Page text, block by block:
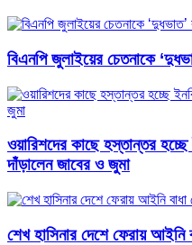
বিএনপি জুলাইয়ের চেতনাকে
ওয়ারিশদের কাছে হস্তান্তর হচ্ছে
দাঁড়ালেন জাবের ও জুমা
শেখ হাসিনার দেশে ফেরায় আইনি